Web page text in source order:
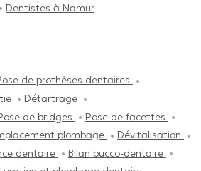
Dentistes à Namur
de prothèses dentaires
Détartrage
de bridges
Pose de facettes
plombage
Dévitalisation
dentaire
Bilan bucco-dentaire